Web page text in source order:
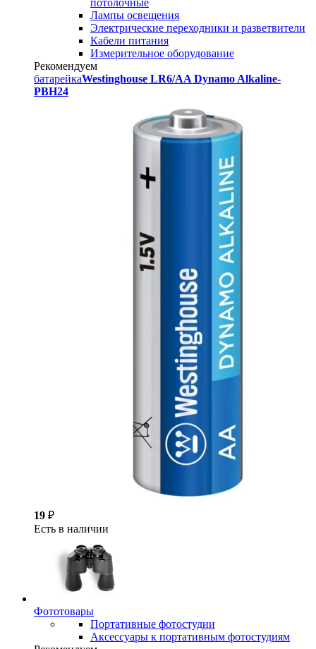
потолочные
Лампы освещения
Электрические переходники и разветвители
Кабели питания
Измерительное оборудование
Рекомендуем
батарейкаWestinghouse LR6/AA Dynamo Alkaline-
PBH24
19 ₽
Есть в наличии
Фототовары
Портативные фотостудии
Аксессуары к портативным фотостудиям